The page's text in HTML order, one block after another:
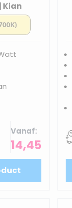
Kian
Vanaf
14,45